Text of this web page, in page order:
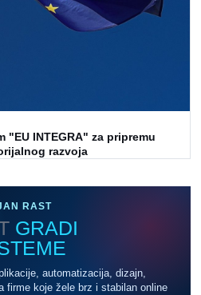
"EU INTEGRA" za pripremu
razvoja
RAST
GRADI
automatizacija, dizajn,
firme koje žele brz i stabilan online